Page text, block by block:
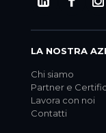
LA NOSTRA
Chi siamo
Partner e
Lavora con noi
Contatti